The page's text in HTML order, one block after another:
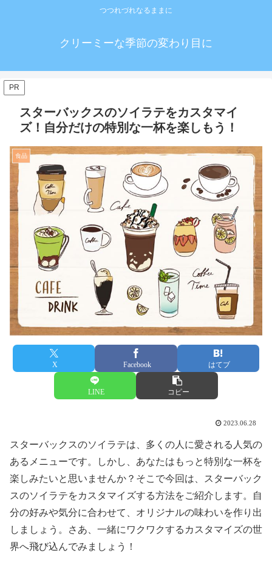
つつれづれなるままに
クリーミーな季節の変わり目に
PR
スターバックスのソイラテをカスタマイ
ズ！自分だけの特別な一杯を楽しもう！
食品
X Facebook はてブ
LINE コピー
2023.06.28
スターバックスのソイラテは、多くの人に愛される人気の
あるメニューです。しかし、あなたはもっと特別な一杯を
楽しみたいと思いませんか？そこで今回は、スターバック
スのソイラテをカスタマイズする方法をご紹介します。自
分の好みや気分に合わせて、オリジナルの味わいを作り出
しましょう。さあ、一緒にワクワクするカスタマイズの世
界へ飛び込んでみましょう！